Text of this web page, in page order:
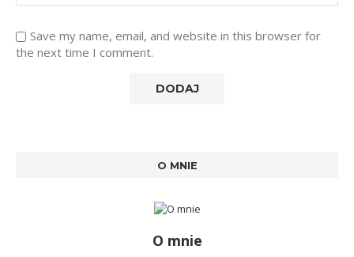
Save my name, email, and website in this browser for
the next time I comment.
O MNIE
O mnie